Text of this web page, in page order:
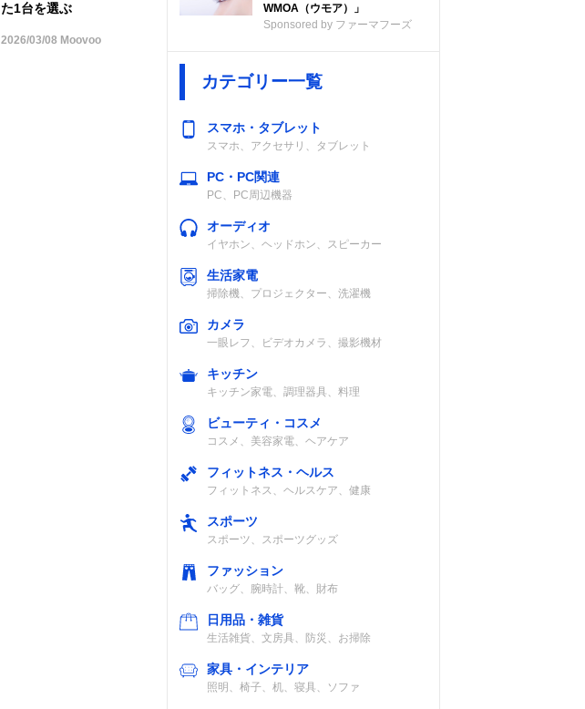
た1台を選ぶ
2026/03/08 Moovoo
WMOA（ウモア）」
Sponsored by ファーマフーズ
カテゴリー一覧
スマホ・タブレット
スマホ、アクセサリ、タブレット
PC・PC関連
PC、PC周辺機器
オーディオ
イヤホン、ヘッドホン、スピーカー
生活家電
掃除機、プロジェクター、洗濯機
カメラ
一眼レフ、ビデオカメラ、撮影機材
キッチン
キッチン家電、調理器具、料理
ビューティ・コスメ
コスメ、美容家電、ヘアケア
フィットネス・ヘルス
フィットネス、ヘルスケア、健康
スポーツ
スポーツ、スポーツグッズ
ファッション
バッグ、腕時計、靴、財布
日用品・雑貨
生活雑貨、文房具、防災、お掃除
家具・インテリア
照明、椅子、机、寝具、ソファ